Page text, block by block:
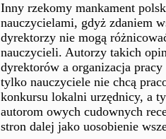
Inny rzekomy mankament
nauczycielami, gdyż zdaniem
dyrektorzy nie mogą
nauczycieli. Autorzy takich
dyrektorów a organizacja
tylko nauczyciele nie chcą
konkursu lokalni urzędnicy, a
autorom owych cudownych
stron dalej jako uosobienie